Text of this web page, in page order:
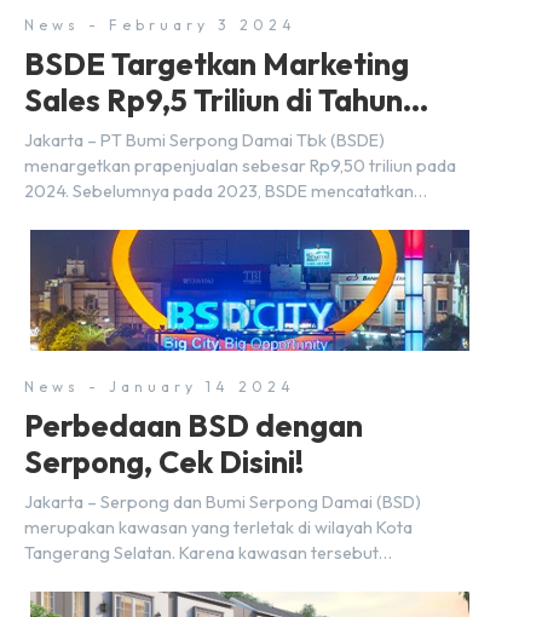
News - February 3 2024
BSDE Targetkan Marketing
Sales Rp9,5 Triliun di Tahun
2024
Jakarta – PT Bumi Serpong Damai Tbk (BSDE)
menargetkan prapenjualan sebesar Rp9,50 triliun pada
2024. Sebelumnya pada 2023, BSDE mencatatkan
melampaui target prapenjualan sebesar Rp8,80 triliun.
Menurut Direktur BSDE Hermawan Wijaya menghadapi
2024, kondisi ekonomi global maupun nasional dapat
memengaruhi pertimbangan masyarakat untuk membeli
rumah maupun investasi di sektor […]
News - January 14 2024
Perbedaan BSD dengan
Serpong, Cek Disini!
Jakarta – Serpong dan Bumi Serpong Damai (BSD)
merupakan kawasan yang terletak di wilayah Kota
Tangerang Selatan. Karena kawasan tersebut
kita yang mengira kedua wilayah ini merupakan tempat